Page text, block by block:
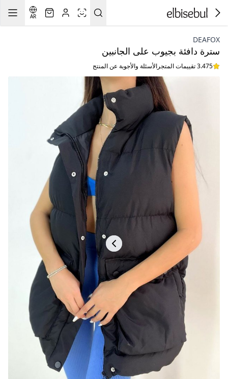
AR
DEAFOX
سترة دافئة بجيوب على الجانبين
3.475 تقييمات المتجر الأسئلة والأجوبة عن المنتج